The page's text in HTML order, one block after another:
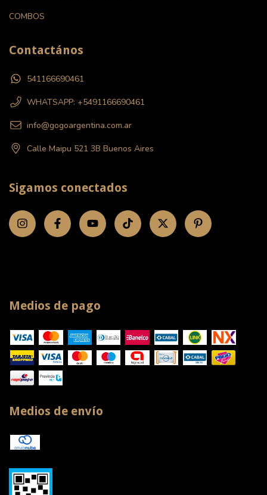
COMBOS
Contactános
541166690461
WHATSAPP: +5491166690461
info@gogoargentina.com.ar
Calle Maipu 521 3B Buenos Aires
Sigamos conectados
Medios de pago
Medios de envío